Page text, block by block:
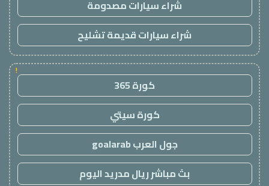
شراء سيارات مصدومة
شراء سيارات قديمة تشليح
!
كورة 365
كورة سيتي
جول العرب goalarab
بث مباشر ريال مدريد اليوم